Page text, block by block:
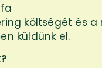
költségét és a
küldünk el.